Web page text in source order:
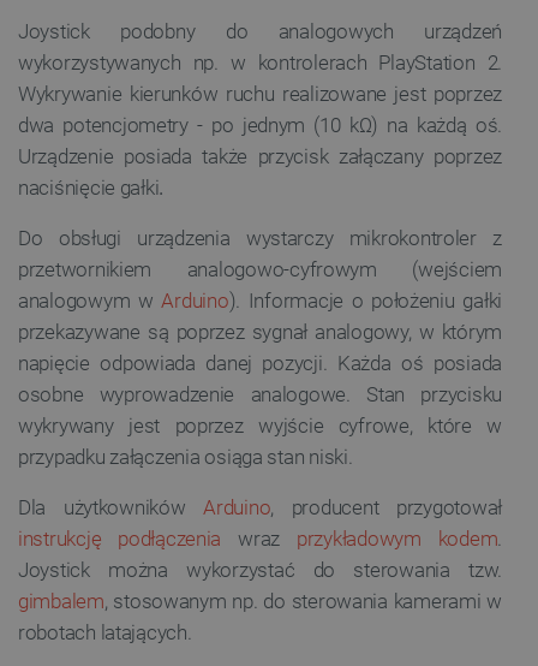
Joystick podobny do analogowych urządzeń
wykorzystywanych np. w kontrolerach PlayStation 2.
Wykrywanie kierunków ruchu realizowane jest poprzez
dwa potencjometry - po jednym (10 kΩ) na każdą oś.
Urządzenie posiada także przycisk załączany poprzez
naciśnięcie gałki.
Do obsługi urządzenia wystarczy mikrokontroler z
przetwornikiem analogowo-cyfrowym (wejściem
analogowym w Arduino). Informacje o położeniu gałki
przekazywane są poprzez sygnał analogowy, w którym
napięcie odpowiada danej pozycji. Każda oś posiada
osobne wyprowadzenie analogowe. Stan przycisku
wykrywany jest poprzez wyjście cyfrowe, które w
przypadku załączenia osiąga stan niski.
Dla użytkowników Arduino, producent przygotował
instrukcję podłączenia wraz przykładowym kodem
Joystick można wykorzystać do sterowania tzw.
gimbalem, stosowanym np. do sterowania kamerami w
robotach latających.